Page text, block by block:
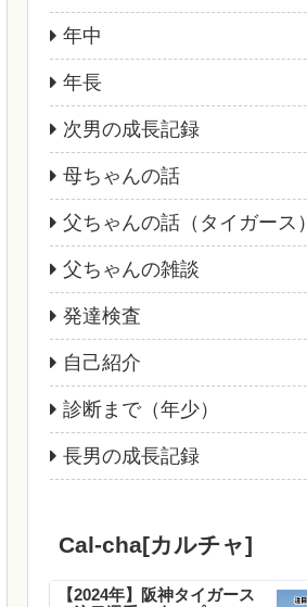
年中
年長
次男の成長記録
母ちゃんの話
父ちゃんの話（タイガース）
父ちゃんの雑談
発達検査
自己紹介
診断まで（年少）
長男の成長記録
Cal-cha[カルチャ]
【2024年】阪神タイガース